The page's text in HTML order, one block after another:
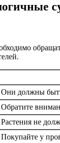
Они должны
Обратите
Растения не
Покупайте у